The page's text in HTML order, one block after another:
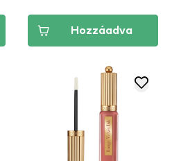
Hozzáadva